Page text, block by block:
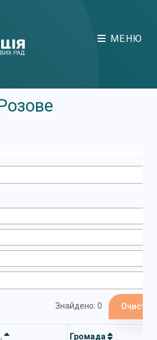
МЕНЮ
Знайдено: 0
Громада